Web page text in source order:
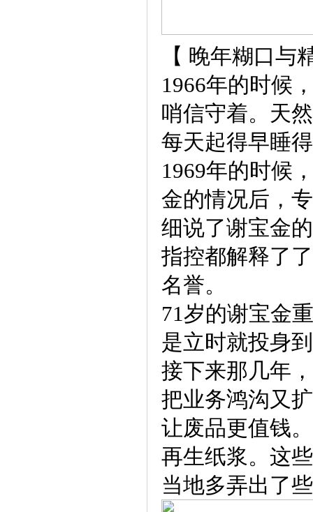
【 晚年糊口与
1966年的时候
哨信守着。天
每天起得早睡
1969年的时候
金的情况后，
细说了谢宝金
指控都解释了
名誉。
71岁的谢宝金
是立时就投身
接下来那几年
把业务鸿沟又
让废品更值钱
再生纸浆。这
当地多弄出了